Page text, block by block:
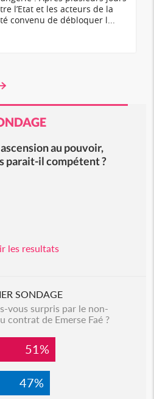
l’Etat et les acteurs de la
convenu de débloquer l...
au pouvoir,
parait-il compétent ?
les resultats
SONDAGE
vous surpris par le non-
contrat de Emerse Faé ?
51%
47%